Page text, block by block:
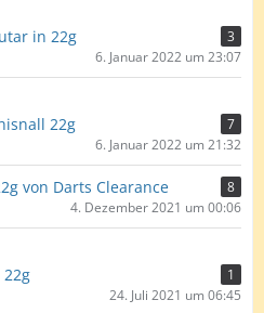
in 22g
3
6. Januar 2022 um 23:07
22g
7
6. Januar 2022 um 21:32
von Darts Clearance
8
4. Dezember 2021 um 00:06
1
24. Juli 2021 um 06:45